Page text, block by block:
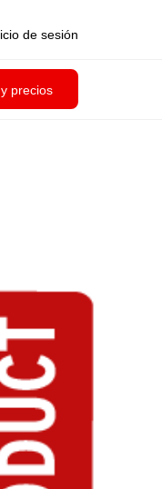
precios
de sesión